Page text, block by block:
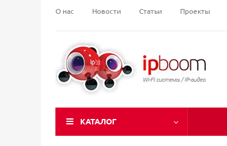
О нас Новости Статьи Проекты
КАТАЛОГ